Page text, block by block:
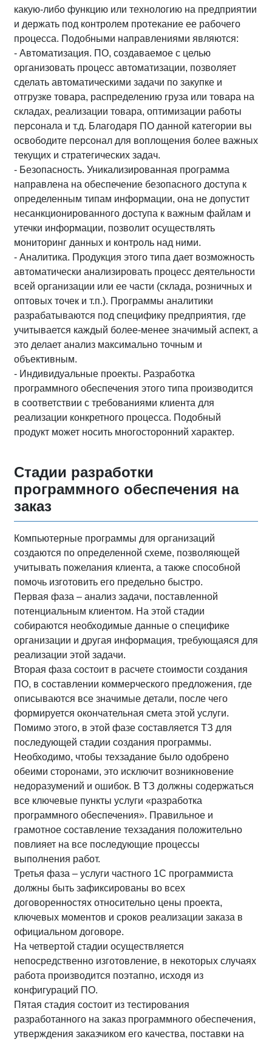
какую-либо функцию или технологию на предприятии
и держать под контролем протекание ее рабочего
процесса. Подобными направлениями являются:
- Автоматизация. ПО, создаваемое с целью
организовать процесс автоматизации, позволяет
сделать автоматическими задачи по закупке и
отгрузке товара, распределению груза или товара на
складах, реализации товара, оптимизации работы
персонала и т.д. Благодаря ПО данной категории вы
освободите персонал для воплощения более важных
текущих и стратегических задач.
- Безопасность. Уникализированная программа
направлена на обеспечение безопасного доступа к
определенным типам информации, она не допустит
несанкционированного доступа к важным файлам и
утечки информации, позволит осуществлять
мониторинг данных и контроль над ними.
- Аналитика. Продукция этого типа дает возможность
автоматически анализировать процесс деятельности
всей организации или ее части (склада, розничных и
оптовых точек и т.п.). Программы аналитики
разрабатываются под специфику предприятия, где
учитывается каждый более-менее значимый аспект, а
это делает анализ максимально точным и
объективным.
- Индивидуальные проекты. Разработка
программного обеспечения этого типа производится
в соответствии с требованиями клиента для
реализации конкретного процесса. Подобный
продукт может носить многосторонний характер.
Стадии разработки
программного обеспечения на
заказ
Компьютерные программы для организаций
создаются по определенной схеме, позволяющей
учитывать пожелания клиента, а также способной
помочь изготовить его предельно быстро.
Первая фаза – анализ задачи, поставленной
потенциальным клиентом. На этой стадии
собираются необходимые данные о специфике
организации и другая информация, требующаяся для
реализации этой задачи.
Вторая фаза состоит в расчете стоимости создания
ПО, в составлении коммерческого предложения, где
описываются все значимые детали, после чего
формируется окончательная смета этой услуги.
Помимо этого, в этой фазе составляется ТЗ для
последующей стадии создания программы.
Необходимо, чтобы техзадание было одобрено
обеими сторонами, это исключит возникновение
недоразумений и ошибок. В ТЗ должны содержаться
все ключевые пункты услуги «разработка
программного обеспечения». Правильное и
грамотное составление техзадания положительно
повлияет на все последующие процессы
выполнения работ.
Третья фаза – услуги частного 1С программиста
должны быть зафиксированы во всех
договоренностях относительно цены проекта,
ключевых моментов и сроков реализации заказа в
официальном договоре.
На четвертой стадии осуществляется
непосредственно изготовление, в некоторых случаях
работа производится поэтапно, исходя из
конфигураций ПО.
Пятая стадия состоит из тестирования
разработанного на заказ программного обеспечения,
утверждения заказчиком его качества, поставки на